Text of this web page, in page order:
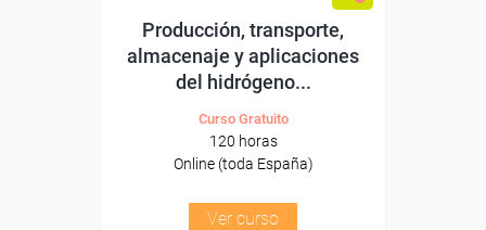
Producción, transporte,
almacenaje y aplicaciones
del hidrógeno...
Curso Gratuito
120 horas
Online (toda España)
Ver curso